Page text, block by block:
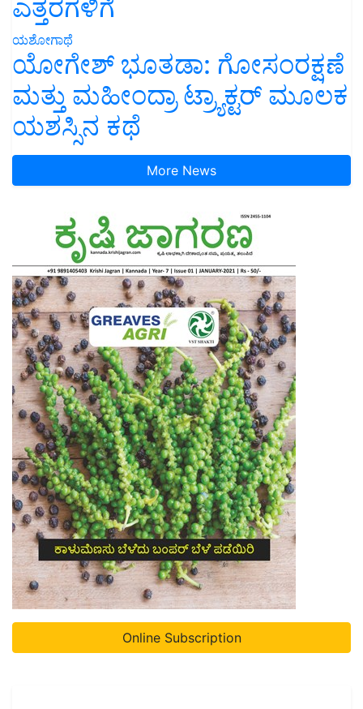
ಎತ್ತರಗಳಿಗೆ
ಯಶೋಗಾಥೆ
ಯೋಗೇಶ್ ಭೂತಡಾ: ಗೋಸಂರಕ್ಷಣೆ
ಮತ್ತು ಮಹೀಂದ್ರಾ ಟ್ರ್ಯಾಕ್ಟರ್ ಮೂಲಕ
ಯಶಸ್ಸಿನ ಕಥೆ
More News
Online Subscription